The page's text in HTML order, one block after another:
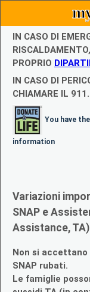
IN CASO DI
PROPRIO
IN CASO DI
CHIAMARE IL 911.
You have
information
Variazioni
SNAP e
Assistance,
Non si
SNAP rubati.
Le famiglie